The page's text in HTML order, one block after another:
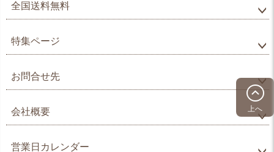
上へ
全国送料無料
特集ページ
お問合せ先
会社概要
営業日カレンダー